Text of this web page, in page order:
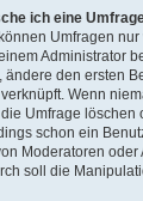
ich eine
Umfragen
Administrator
ändere den ersten
Wenn
Umfrage löschen
schon ein
Moderatoren
soll die